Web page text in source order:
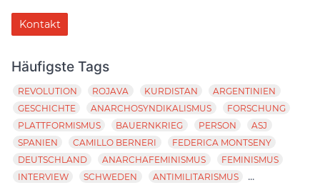
Kontakt
Häufigste Tags
REVOLUTION ROJAVA KURDISTAN
ARGENTINIEN
GESCHICHTE
ANARCHOSYNDIKALISMUS
FORSCHUNG
PLATTFORMISMUS
BAUERNKRIEG PERSON
ASJ
SPANIEN
CAMILLO BERNERI
FEDERICA MONTSENY
DEUTSCHLAND
ANARCHAFEMINISMUS
FEMINISMUS
INTERVIEW
SCHWEDEN ANTIMILITARISMUS ...